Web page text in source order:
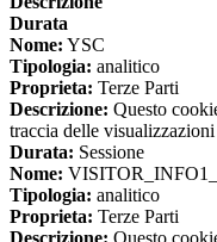
Durata
Nome: YSC
Tipologia: analitico
Proprieta: Terze Parti
Descrizione: Questo
traccia delle
Durata: Sessione
Nome:
Tipologia: analitico
Proprieta: Terze Parti
Descrizione: Questo